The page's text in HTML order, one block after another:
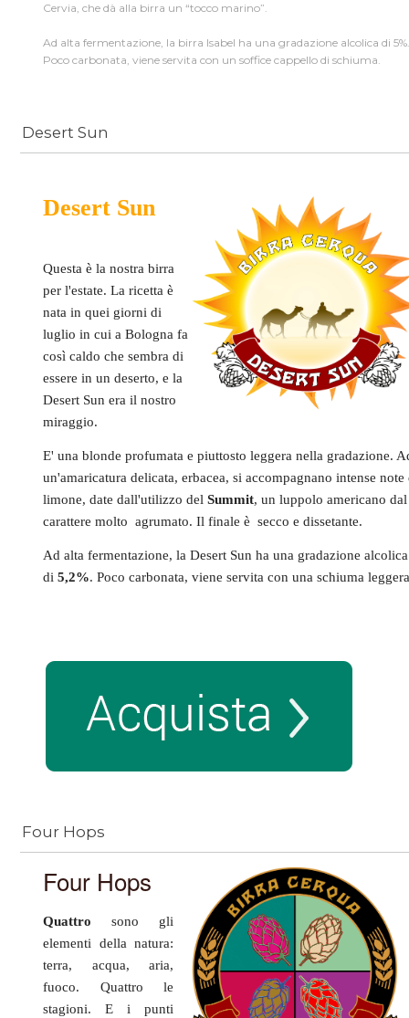
Cervia, che dà alla birra un “tocco marino”.
Ad alta fermentazione, la birra Isabel ha una gradazione alcolica di
Poco carbonata, viene servita con un soffice cappello di schiuma.
Desert Sun
Desert Sun
Questa è la nostra birra
per l'estate. La ricetta è
nata in quei giorni di
luglio in cui a Bologna fa
così caldo che sembra di
essere in un deserto, e la
Desert Sun era il nostro
miraggio.
E' una blonde profumata e piuttosto leggera nella gradazione.
un'amaricatura delicata, erbacea, si accompagnano intense note
limone, date dall'utilizzo delSummit, un luppolo americano dal
carattere molto agrumato. Il finale è secco e dissetante.
Ad alta fermentazione, la Desert Sun ha una gradazione alcolica
di5,2%. Poco carbonata, viene servita con una schiuma
Four Hops
Four Hops
Quattro sono gli
elementi della natura:
terra, acqua, aria,
fuoco. Quattro le
stagioni. E i punti